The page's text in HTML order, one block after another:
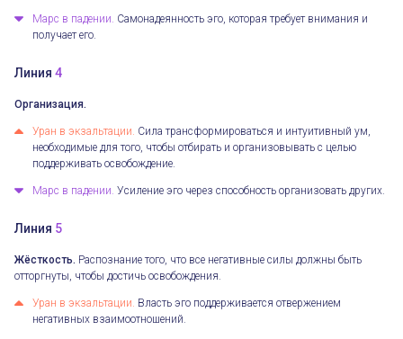
Марс в падении. Самонадеянность эго, которая требует внимания и
получает его.
Линия 4
Организация.
Уран в экзальтации. Сила трансформироваться и интуитивный ум,
необходимые для того, чтобы отбирать и организовывать с целью
поддерживать освобождение.
Марс в падении. Усиление эго через способность организовать других.
Линия 5
Жёсткость. Распознание того, что все негативные силы должны быть
отторгнуты, чтобы достичь освобождения.
Уран в экзальтации. Власть эго поддерживается отвержением
негативных взаимоотношений.